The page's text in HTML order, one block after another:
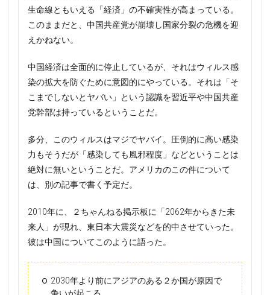
生命線ともいえる「経済」の不確実性が高まっている。
このままだと、中国共産党が崩壊し国家分裂の危機を迎
えかねない。
中国経済は全面的に停止しているが、それはウィルス感
染の拡大を防ぐために意図的にやっている。それは「そ
こまでしないとヤバい」という認識を習近平や中国共産
党幹部は持っているということだ。
多分、このウィルスはマジでヤバイ。圧倒的に高い感染
力もそうだが「感染しても風邪程度」などということは
絶対に無いということだ。アメリカのこの件について
は、別の記事で書く予定だ。
2010年に、２ちゃんねる掲示板に「2062年からきた未
来人」が現れ、東日本大震災などを的中させていった。
彼は中国についてこのように語った。
2030年より前にアジアのある２か国が原因で